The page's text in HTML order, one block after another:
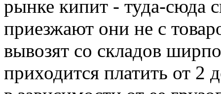
рынке кипит - туда-сюда
приезжают они не с
вывозят со складов
приходится платить от 2